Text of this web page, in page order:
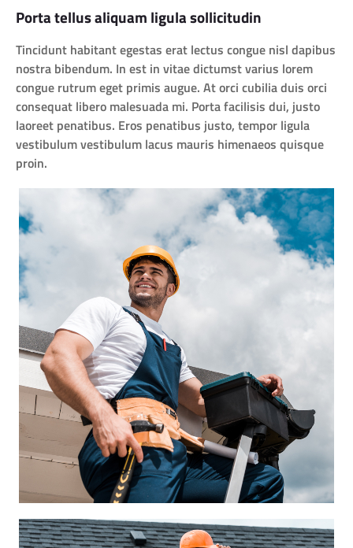
Porta tellus aliquam ligula sollicitudin
Tincidunt habitant egestas erat lectus congue nisl dapibus
nostra bibendum. In est in vitae dictumst varius lorem
congue rutrum eget primis augue. At orci cubilia duis orci
consequat libero malesuada mi. Porta facilisis dui, justo
laoreet penatibus. Eros penatibus justo, tempor ligula
vestibulum vestibulum lacus mauris himenaeos quisque
proin.